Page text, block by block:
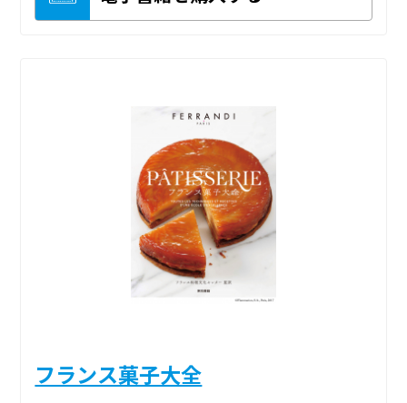
フランス菓子大全